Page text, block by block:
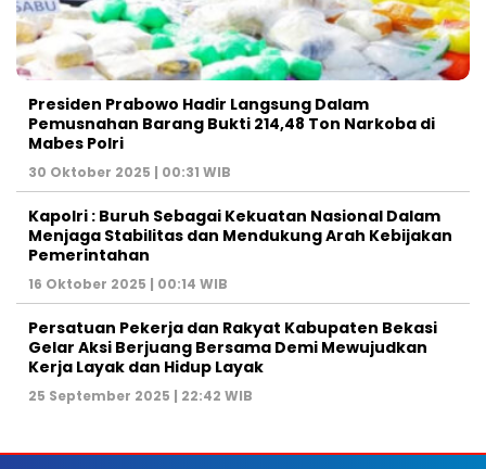
Presiden Prabowo Hadir Langsung Dalam
Pemusnahan Barang Bukti 214,48 Ton Narkoba di
Mabes Polri
30 Oktober 2025 | 00:31 WIB
Kapolri : Buruh Sebagai Kekuatan Nasional Dalam
Menjaga Stabilitas dan Mendukung Arah Kebijakan
Pemerintahan
16 Oktober 2025 | 00:14 WIB
Persatuan Pekerja dan Rakyat Kabupaten Bekasi
Gelar Aksi Berjuang Bersama Demi Mewujudkan
Kerja Layak dan Hidup Layak
25 September 2025 | 22:42 WIB